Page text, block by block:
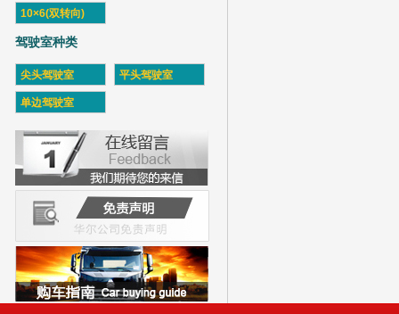
10×6(双转向)
驾驶室种类
尖头驾驶室 平头驾驶室
单边驾驶室